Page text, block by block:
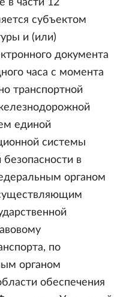
в части 12
субъектом
и (или)
документа
часа с момента
транспортной
единой
системы
в
органом
по
органом
обеспечения